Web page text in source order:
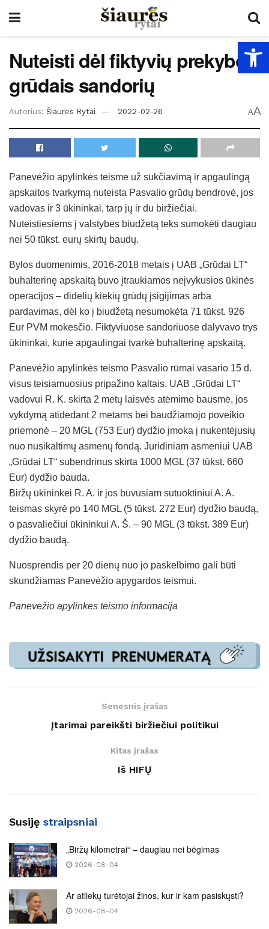
Nuteisti dėl fiktyvių prekybos
grūdais sandorių
Autorius: Šiaurės Rytai 2022-02-26 AA
Panevėžio apylinkės teisme už sukčiavimą ir apgaulingą
apskaitos tvarkymą nuteista Pasvalio grūdų bendrovė, jos
vadovas ir 3 ūkininkai, tarp jų ir du biržiečiai.
Nuteistiesiems į valstybės biudžetą teks sumokėti daugiau
nei 50 tūkst. eurų skirtų baudų.
Bylos duomenimis, 2016-2018 metais į UAB „Grūdai LT“
buhalterinę apskaitą buvo įtraukiamos neįvykusios ūkinės
operacijos – didelių kiekių grūdų įsigijimas arba
pardavimas, dėl ko į biudžetą nesumokėta 71 tūkst. 926
Eur PVM mokesčio. Fiktyviuose sandoriuose dalyvavo trys
ūkininkai, kurie apgaulingai tvarkė buhalterinę apskaitą.
Panevėžio apylinkės teismo Pasvalio rūmai vasario 15 d.
visus teisiamuosius pripažino kaltais. UAB „Grūdai LT“
vadovui R. K. skirta 2 metų laisvės atėmimo bausmė, jos
vykdymą atidedant 2 metams bei baudžiamojo poveikio
priemonė – 20 MGL (753 Eur) dydžio įmoka į nukentėjusių
nuo nusikaltimų asmenų fondą. Juridiniam asmeniui UAB
„Grūdai LT“ subendrinus skirta 1000 MGL (37 tūkst. 660
Eur) dydžio bauda.
Biržų ūkininkei R. A. ir jos buvusiam sutuoktiniui A. A.
teismas skyrė po 140 MGL (5 tūkst. 272 Eur) dydžio baudą,
o pasvaliečiui ūkininkui A. Š. – 90 MGL (3 tūkst. 389 Eur)
dydžio baudą.
Nuosprendis per 20 dienų nuo jo paskelbimo gali būti
skundžiamas Panevėžio apygardos teismui.
Panevėžio apylinkės teismo informacija
Senesnis įrašas
Įtarimai pareikšti biržiečiui politikui
Kitas įrašas
Iš HIFŲ
Susiję straipsniai
„Biržų kilometrai“ – daugiau nei bėgimas
2026-08-04
Ar atliekų turėtojai žinos, kur ir kam pasiskųsti?
2026-08-04